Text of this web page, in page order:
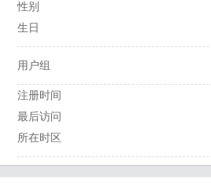
性别
生日
用户组
注册时间
最后访问
所在时区